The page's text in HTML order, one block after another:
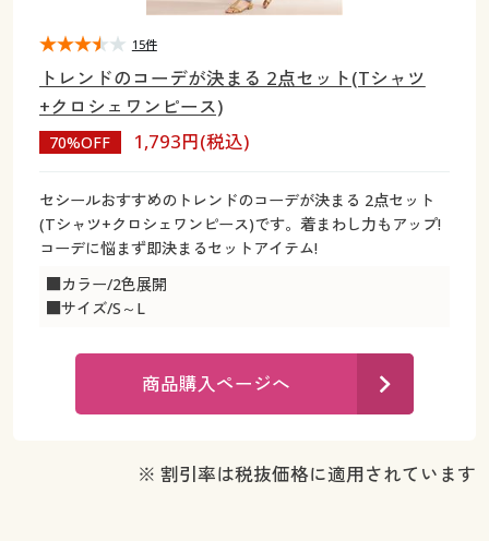
大きいサイズ メンズ
大きいサイズ 事務・制服
商品カテゴリ一覧
カタログ
カタログ・チラシからのご注文
デジタルカタログ
カタログ無料プレゼント
会員メニュー
マイページ
閲覧履歴
大きいサイズ メンズ
大きいサイズ 事務・制服
カタログ・チラシからのご注文
デジタルカタログ
会員メニュー
マイページ
お気に入り
トレンドのコーデが決まる 2点セット(Tシャツ
+クロシェワンピース)
70%OFF 1,793円(税込)
セシールおすすめのトレンドのコーデが決まる 2点セット
(Tシャツ+クロシェワンピース)です。着まわし力もアップ!
コーデに悩まず即決まるセットアイテム!
■カラー/2色展開
■サイズ/S～L
15件
商品購入ページへ
※ 割引率は税抜価格に適用されています